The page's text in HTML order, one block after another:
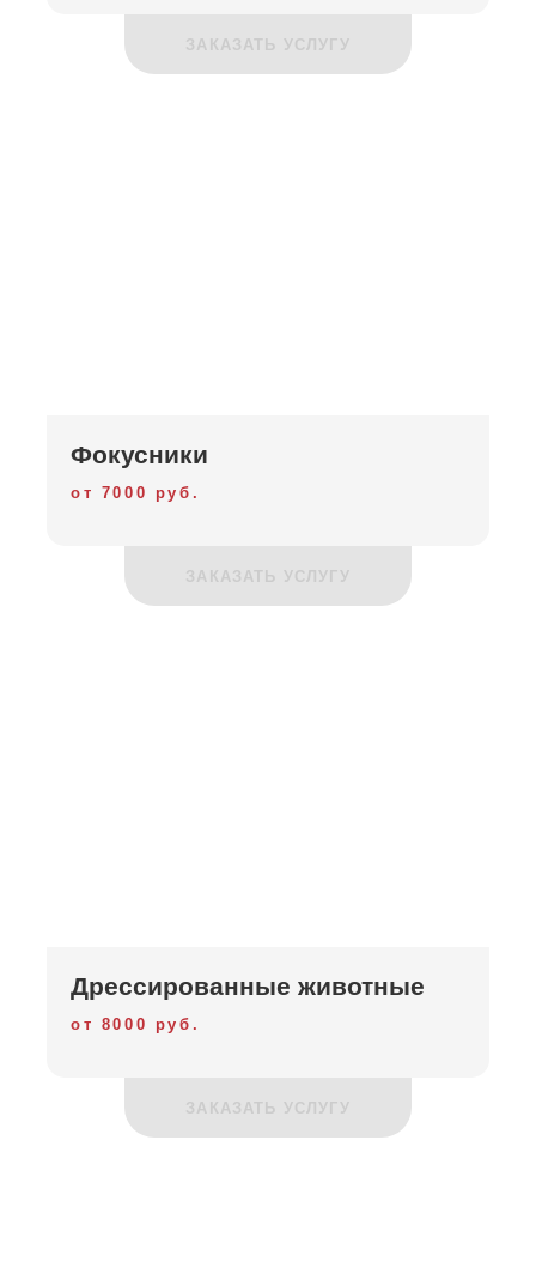
ЗАКАЗАТЬ УСЛУГУ
Фокусники
от 7000 руб.
ЗАКАЗАТЬ УСЛУГУ
Дрессированные животные
от 8000 руб.
ЗАКАЗАТЬ УСЛУГУ